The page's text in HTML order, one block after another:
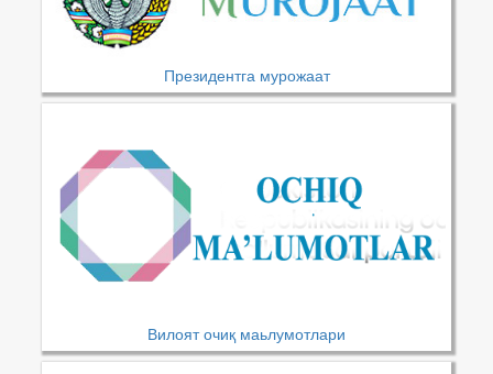
Президентга мурожаат
Вилоят очиқ маьлумотлари